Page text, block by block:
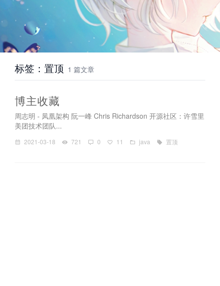
标签：置顶 1 篇文章
博主收藏
周志明 - 凤凰架构 阮一峰 Chris Richardson 开源社区：许雪里
美团技术团队...
2021-03-18 721 0 11 java 置顶